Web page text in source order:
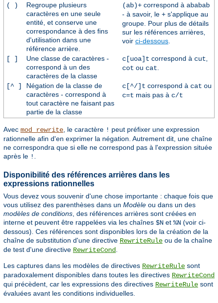
( )
Regroupe plusieurs
caractères en une seule
entité, et conserve une
correspondance à des fins
d'utilisation dans une
référence arrière.
(ab)+correspond à ababab
- à savoir, le +s'applique au
groupe. Pour plus de détails
sur les références arrières,
voir ci-dessous.
[ ]
Une classe de caractères -
correspond à un des
caractères de la classe
c[uoa]t correspond à cut
cot ou cat
[^ ]
Négation de la classe de
caractères - correspond à
tout caractère ne faisant pas
partie de la classe
c[^/]t correspond à cat ou
c=t mais pas à c/t
Avec mod_rewrite , le caractère ! peut préfixer une expression
rationnelle afin d'en exprimer la négation. Autrement dit, une chaîne
ne correspondra que si elle ne correspond pas à l'expression située
après le !
Disponibilité des références arrières dans les
expressions rationnelles
Vous devez vous souvenir d'une chose importante : chaque fois que
vous utilisez des parenthèses dans un Modèle ou dans un des
modèles de conditions , des références arrières sont créées en
interne et peuvent être rappelées via les chaînes $N et %N (voir ci-
dessous). Ces références sont disponibles lors de la création de la
chaîne de substitution d'une directive RewriteRule ou de la chaîne
de test d'une directive RewriteCond
Les captures dans les modèles de directives RewriteRule sont
paradoxalement disponibles dans toutes les directives RewriteCond
qui précèdent, car les expressions des directives RewriteRule sont
évaluées avant les conditions individuelles.